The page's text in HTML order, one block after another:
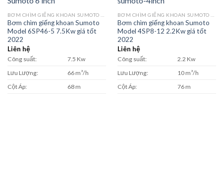
Bơm chìm giếng khoan Sumoto
Model 6SP46-5 7.5Kw giá tốt
2022
Liên hệ
Công suất:
7.5 Kw
Lưu Lượng:
66 m³/h
Cột Áp:
68 m
Bơm chìm giếng khoan Sumoto
Model 4SP8-12 2.2Kw giá tốt
2022
Liên hệ
Công suất:
2.2 Kw
Lưu Lượng:
10 m³/h
Cột Áp:
76 m